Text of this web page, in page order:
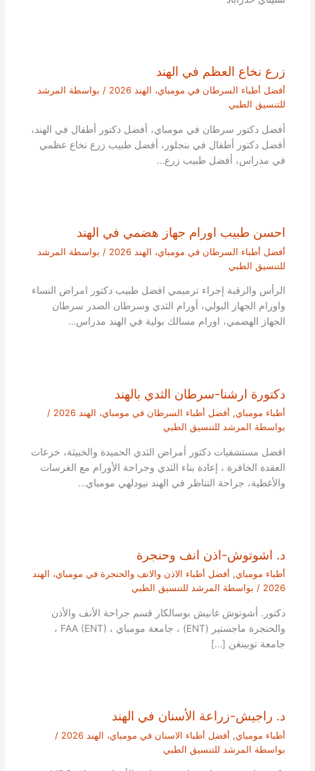
زرع نخاع العظم في الهند
أفضل أطباء السرطان في مومباي، الهند 2026 / بواسطة المرشد
للتنسيق الطبي
أفضل دكتور سرطان في مومباي، أفضل دكتور أطفال في الهند،
أفضل دكتور أطفال في بنجلور، أفضل طبيب زرع نخاع عظمي
في مدراس، أفضل طبيب زرع…
احسن طبيب اورام جهاز هضمي في الهند
أفضل أطباء السرطان في مومباي، الهند 2026 / بواسطة المرشد
للتنسيق الطبي
الرأس والرقبة إجراء ترميمي افضل طبيب دكتور امراض النساء
واورام الجهاز البولي، أورام الثدي وسرطان الصدر سرطان
الجهاز الهضمي، اورام مسالك بولية في الهند مدراس…
دكتورة ارشنا-سرطان الثدي بالهند
أطباء مومباي, أفضل أطباء السرطان في مومباي، الهند 2026
/
بواسطة المرشد للتنسيق الطبي
افضل مستشفيات دكتور أمراض الثدي الحميدة والخبيثة، خزعات
العقدة الخافرة ، إعادة بناء الثدي وجراحة الأورام مع الغرسات
والأغطية، جراحة التناظر في الهند نيودلهي مومباي…
د. اشوتوش-اذن انف وحنجرة
أطباء مومباي, أفضل أطباء الاذن والانف والحنجرة في مومباي، الهند
2026 / بواسطة المرشد للتنسيق الطبي
دكتور. أشوتوش غانيش بوسالكار قسم جراحة الأنف والأذن
والحنجرة ماجستير (ENT) ، جامعة مومباي ، FAA (ENT) ،
جامعة توبينغن […]
د. راجيش-زراعة الأسنان في الهند
أطباء مومباي, أفضل أطباء الاسنان في مومباي، الهند 2026
/
بواسطة المرشد للتنسيق الطبي